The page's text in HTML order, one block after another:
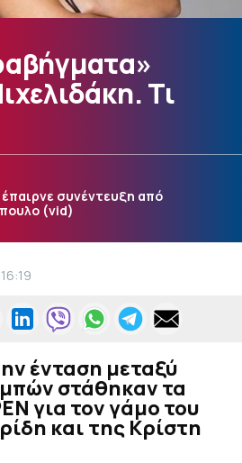
Τι
συνέντευξη από
(vid)
ένταση μεταξύ
στάθηκαν τα
για τον γάμο του
και της Κρίστη